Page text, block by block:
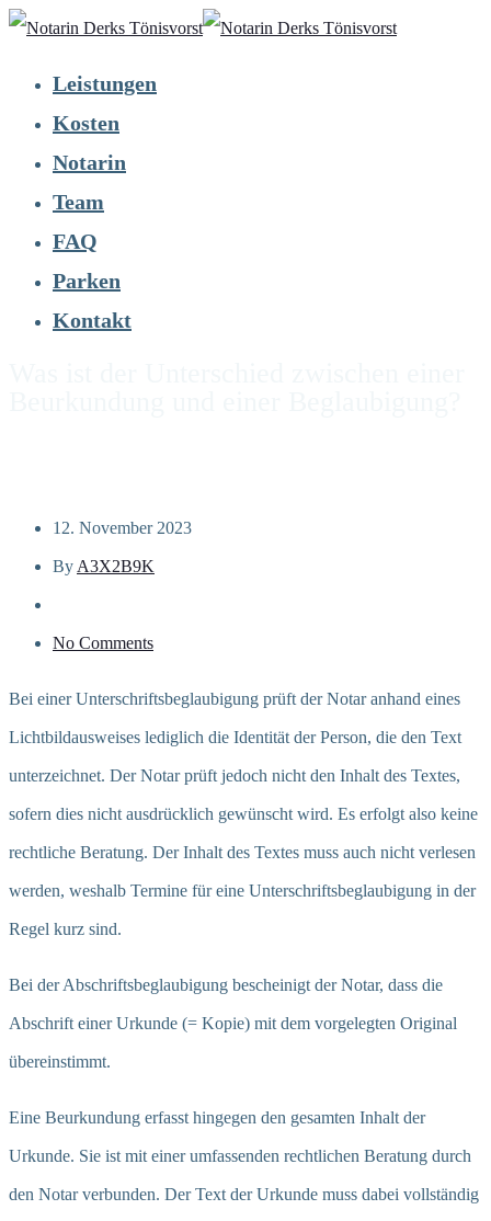
Leistungen
Kosten
Notarin
Team
FAQ
Parken
Kontakt
12. November 2023
By A3X2B9K
No Comments
Bei einer Unterschriftsbeglaubigung prüft der Notar anhand eines
Lichtbildausweises lediglich die Identität der Person, die den Text
unterzeichnet. Der Notar prüft jedoch nicht den Inhalt des Textes,
sofern dies nicht ausdrücklich gewünscht wird. Es erfolgt also keine
rechtliche Beratung. Der Inhalt des Textes muss auch nicht verlesen
werden, weshalb Termine für eine Unterschriftsbeglaubigung in der
Regel kurz sind.
Bei der Abschriftsbeglaubigung bescheinigt der Notar, dass die
Abschrift einer Urkunde (= Kopie) mit dem vorgelegten Original
übereinstimmt.
Eine Beurkundung erfasst hingegen den gesamten Inhalt der
Urkunde. Sie ist mit einer umfassenden rechtlichen Beratung durch
den Notar verbunden. Der Text der Urkunde muss dabei vollständig